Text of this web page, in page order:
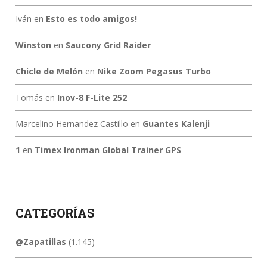
Iván en Esto es todo amigos!
Winston en Saucony Grid Raider
Chicle de Melón en Nike Zoom Pegasus Turbo
Tomás en Inov-8 F-Lite 252
Marcelino Hernandez Castillo en Guantes Kalenji
1 en Timex Ironman Global Trainer GPS
CATEGORÍAS
@Zapatillas (1.145)